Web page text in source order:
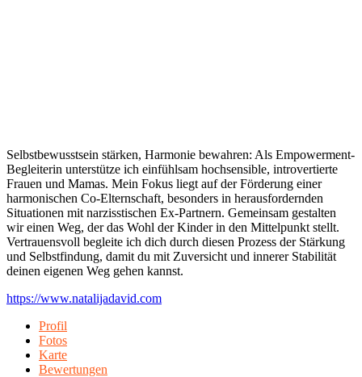
Selbstbewusstsein stärken, Harmonie bewahren: Als Empowerment-
Begleiterin unterstütze ich einfühlsam hochsensible, introvertierte
Frauen und Mamas. Mein Fokus liegt auf der Förderung einer
harmonischen Co-Elternschaft, besonders in herausfordernden
Situationen mit narzisstischen Ex-Partnern. Gemeinsam gestalten
wir einen Weg, der das Wohl der Kinder in den Mittelpunkt stellt.
Vertrauensvoll begleite ich dich durch diesen Prozess der Stärkung
und Selbstfindung, damit du mit Zuversicht und innerer Stabilität
deinen eigenen Weg gehen kannst.
https://www.natalijadavid.com
Profil
Fotos
Karte
Bewertungen